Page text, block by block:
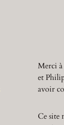
Merci à
et
avoir
Ce site